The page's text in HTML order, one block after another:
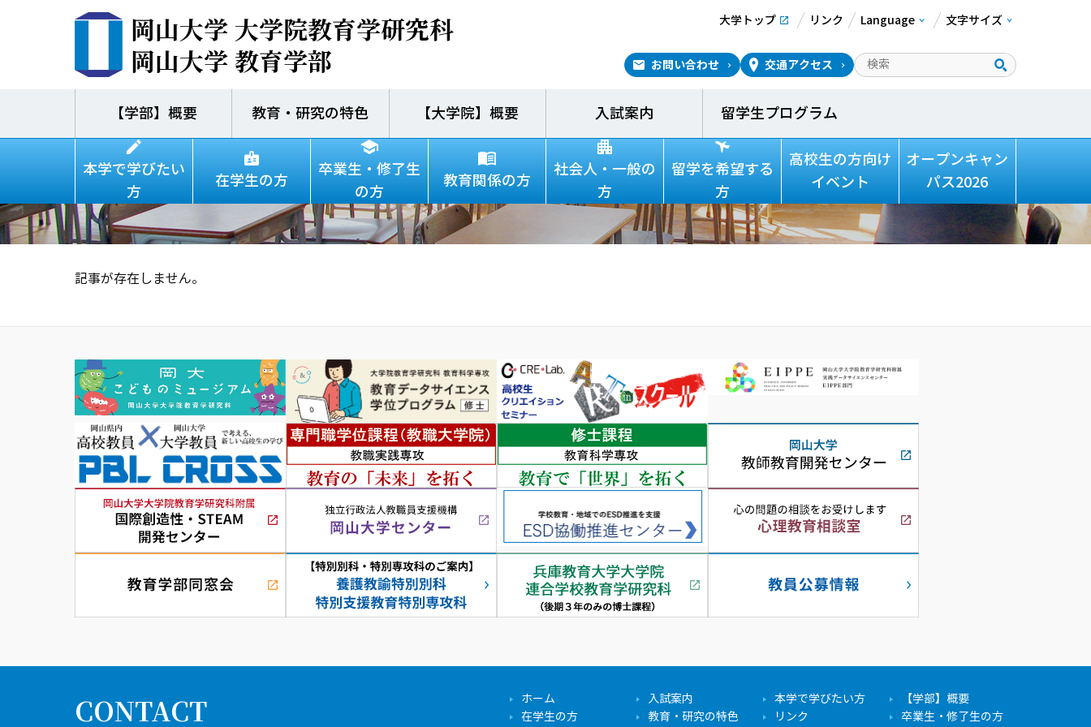
岡山大学 大学院教育学研究科
岡山大学 教育学部
大学トップ リンク Language 文字サイズ
お問い合わせ 交通アクセス
【学部】概要 教育・研究の特色 【大学院】概要 入試案内 留学生プログラム
本学で学びたい
方
在学生の方
卒業生・修了生
の方
教育関係の方
社会人・一般の
方
留学を希望する
方
高校生の方向け
イベント
オープンキャン
パス2026
新着情報
記事が存在しません。
CONTACT ホーム 入試案内 本学で学びたい方
【学部】概要
在学生の方
教育・研究の特色 リンク 卒業生・修了生の方